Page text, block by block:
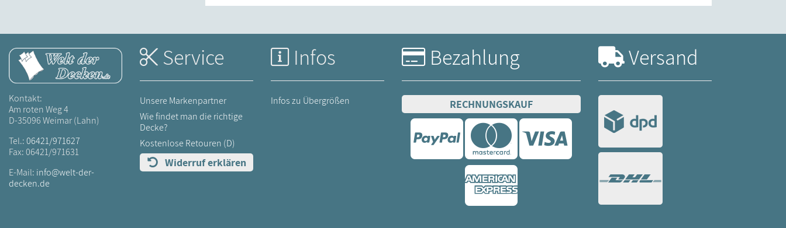
Kontakt:
Am roten Weg 4
D-35096 Weimar (Lahn)
Tel.:06421/971627
Fax: 06421/971631
E-Mail: info@welt-der-
decken.de
Service
Unsere Markenpartner
Wie findet man die richtige
Decke?
Kostenlose Retouren (D)
Widerruf erklären
Infos
Infos zu Übergrößen
Bezahlung
RECHNUNGSKAUF
Versand